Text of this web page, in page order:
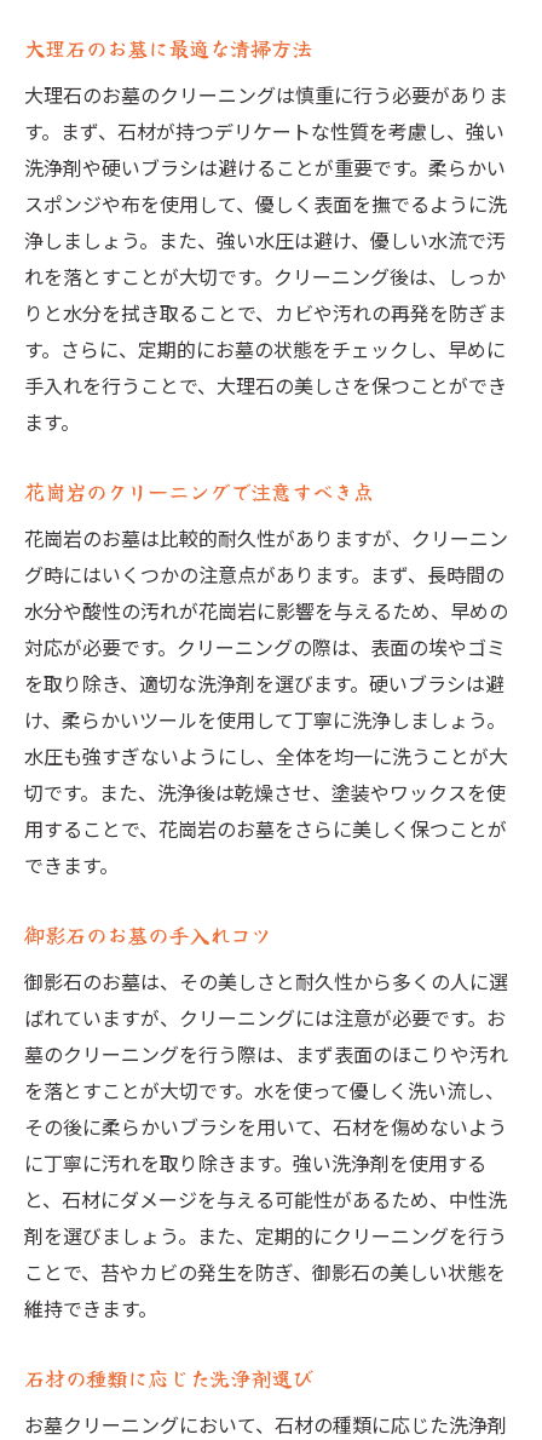
大理石のお墓に最適な清掃方法
大理石のお墓のクリーニングは慎重に行う必要がありま
す。まず、石材が持つデリケートな性質を考慮し、強い
洗浄剤や硬いブラシは避けることが重要です。柔らかい
スポンジや布を使用して、優しく表面を撫でるように洗
浄しましょう。また、強い水圧は避け、優しい水流で汚
れを落とすことが大切です。クリーニング後は、しっか
りと水分を拭き取ることで、カビや汚れの再発を防ぎま
す。さらに、定期的にお墓の状態をチェックし、早めに
手入れを行うことで、大理石の美しさを保つことができ
ます。
花崗岩のクリーニングで注意すべき点
花崗岩のお墓は比較的耐久性がありますが、クリーニン
グ時にはいくつかの注意点があります。まず、長時間の
水分や酸性の汚れが花崗岩に影響を与えるため、早めの
対応が必要です。クリーニングの際は、表面の埃やゴミ
を取り除き、適切な洗浄剤を選びます。硬いブラシは避
け、柔らかいツールを使用して丁寧に洗浄しましょう。
水圧も強すぎないようにし、全体を均一に洗うことが大
切です。また、洗浄後は乾燥させ、塗装やワックスを使
用することで、花崗岩のお墓をさらに美しく保つことが
できます。
御影石のお墓の手入れコツ
御影石のお墓は、その美しさと耐久性から多くの人に選
ばれていますが、クリーニングには注意が必要です。お
墓のクリーニングを行う際は、まず表面のほこりや汚れ
を落とすことが大切です。水を使って優しく洗い流し、
その後に柔らかいブラシを用いて、石材を傷めないよう
に丁寧に汚れを取り除きます。強い洗浄剤を使用する
と、石材にダメージを与える可能性があるため、中性洗
剤を選びましょう。また、定期的にクリーニングを行う
ことで、苔やカビの発生を防ぎ、御影石の美しい状態を
維持できます。
石材の種類に応じた洗浄剤選び
お墓クリーニングにおいて、石材の種類に応じた洗浄剤